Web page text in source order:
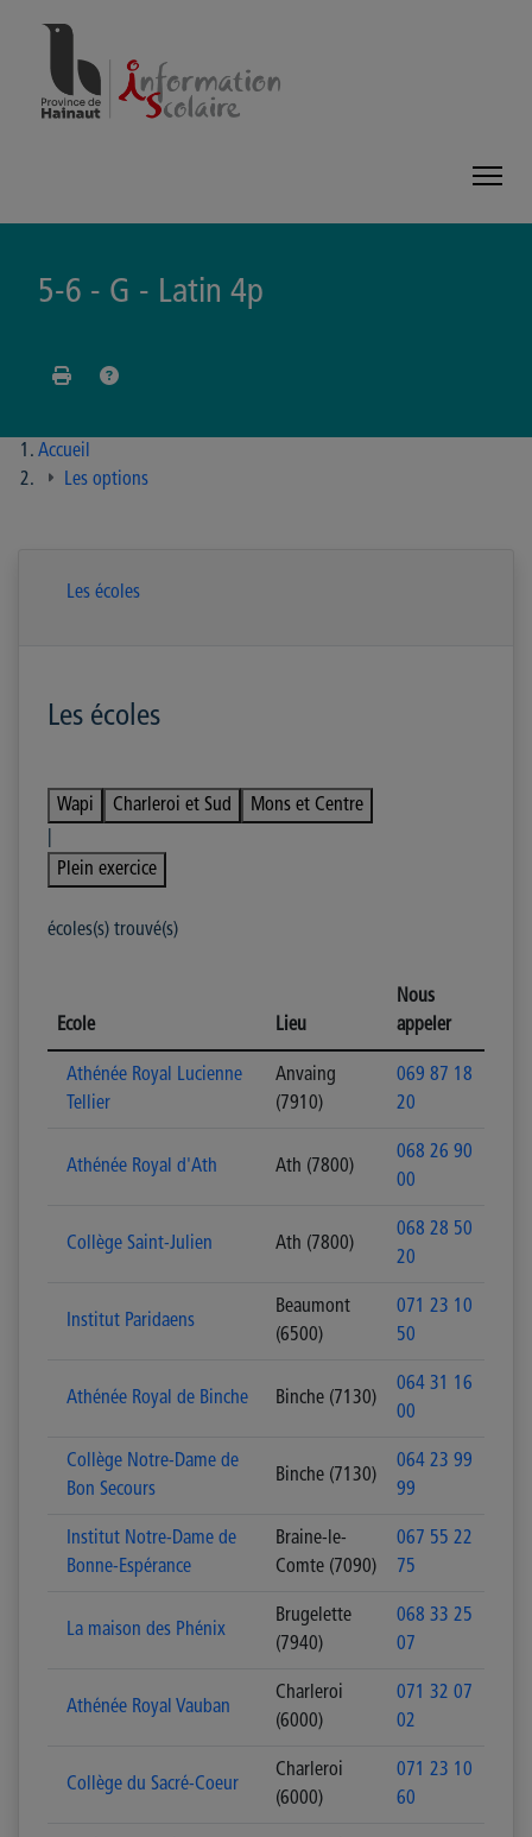
5-6 - G - Latin 4p
Accueil
Les options
Les écoles
Les écoles
Wapi Charleroi et Sud
Mons et Centre
Plein exercice
écoles(s) trouvé(s)
Ecole Lieu
Nous
appeler
Athénée Royal Lucienne
Tellier
Anvaing
(7910)
069 87 18
20
Athénée Royal d'Ath Ath (7800)
068 26 90
00
Collège Saint-Julien Ath (7800)
068 28 50
20
Institut Paridaens
Beaumont
(6500)
071 23 10
50
Athénée Royal de Binche Binche (7130)
064 31 16
00
Collège Notre-Dame de
Bon Secours
Binche (7130)
064 23 99
99
Institut Notre-Dame de
Bonne-Espérance
Braine-le-
Comte (7090)
067 55 22
75
La maison des Phénix
Brugelette
(7940)
068 33 25
07
Athénée Royal Vauban
Charleroi
(6000)
071 32 07
02
Collège du Sacré-Coeur
Charleroi
(6000)
071 23 10
60